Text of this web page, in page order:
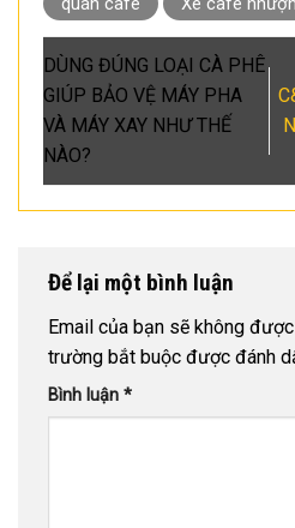
DÙNG ĐÚNG LOẠI CÀ PHÊ
GIÚP BẢO VỆ MÁY PHA
VÀ MÁY XAY NHƯ THẾ
NÀO?
Để lại một bình luận
Email của bạn sẽ không
trường bắt buộc được đánh
Bình luận *